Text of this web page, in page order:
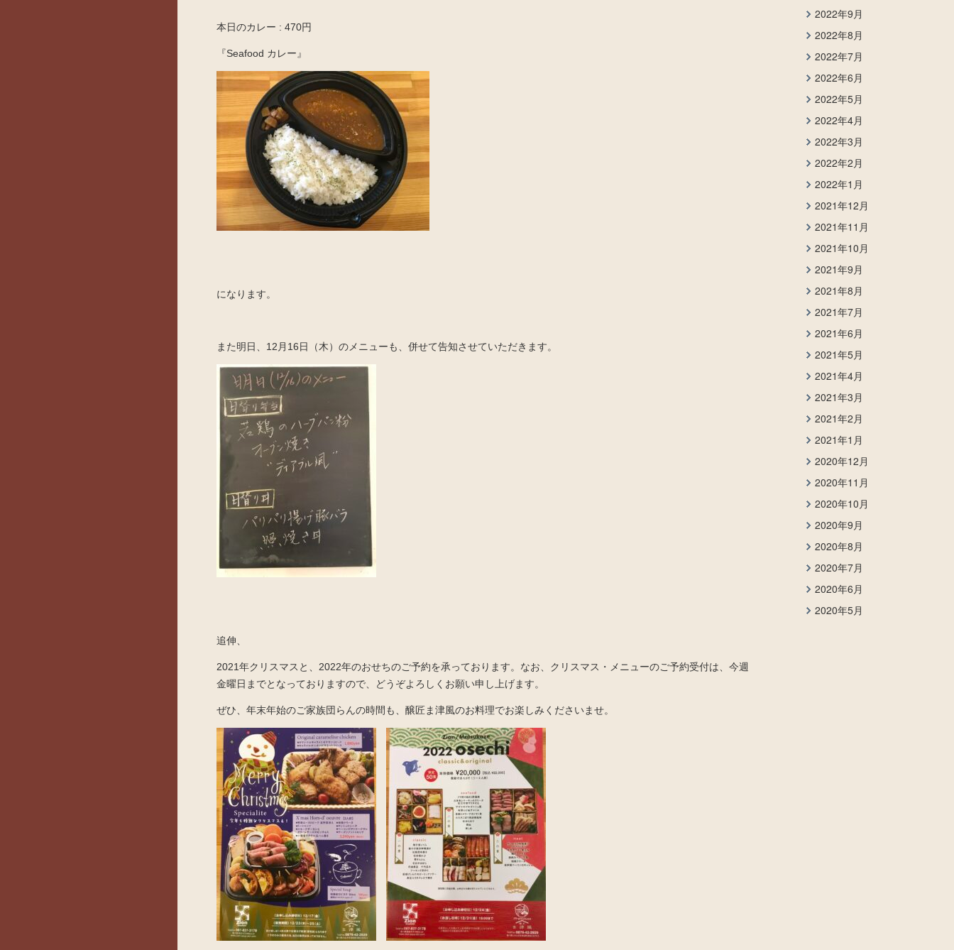
本日のカレー : 470円
『Seafood カレー』
になります。
また明日、12月16日（木）のメニューも、併せて告知させていただきます。
追伸、
2021年クリスマスと、2022年のおせちのご予約を承っております。なお、クリスマス・メニューのご予約受付は、今週
金曜日までとなっておりますので、どうぞよろしくお願い申し上げます。
ぜひ、年末年始のご家族団らんの時間も、醸匠ま津風のお料理でお楽しみくださいませ。
2022年9月
2022年8月
2022年7月
2022年6月
2022年5月
2022年4月
2022年3月
2022年2月
2022年1月
2021年12月
2021年11月
2021年10月
2021年9月
2021年8月
2021年7月
2021年6月
2021年5月
2021年4月
2021年3月
2021年2月
2021年1月
2020年12月
2020年11月
2020年10月
2020年9月
2020年8月
2020年7月
2020年6月
2020年5月